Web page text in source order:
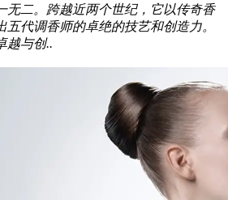
无二。跨越近两个世纪，它以传奇香
五代调香师的卓绝的技艺和创造力。
越与创..